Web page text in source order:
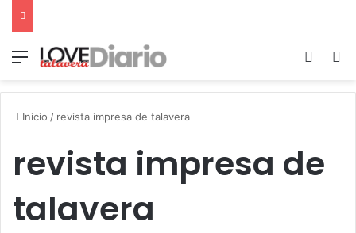
Menú
Inicio / revista impresa de talavera
revista impresa de
talavera